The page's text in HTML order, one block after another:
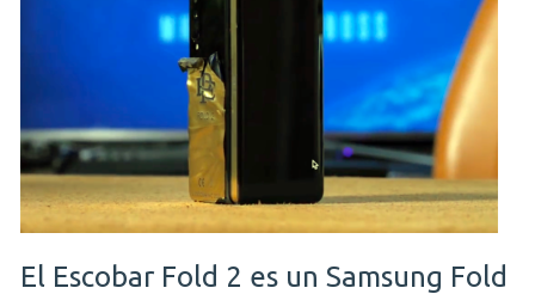
El Escobar Fold 2 es un Samsung Fold